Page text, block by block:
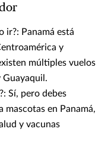
ir?: Panamá está
y
múltiples vuelos
Sí, pero debes
en Panamá,
y vacunas